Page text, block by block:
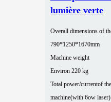
lumière verte
Overall dimensions of
790*1250*1670mm
Machine weight
Environ 220 kg
Total power/currentof the
machine(with 6ow laser)